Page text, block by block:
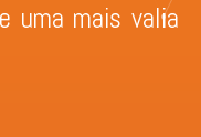
uma mais valia